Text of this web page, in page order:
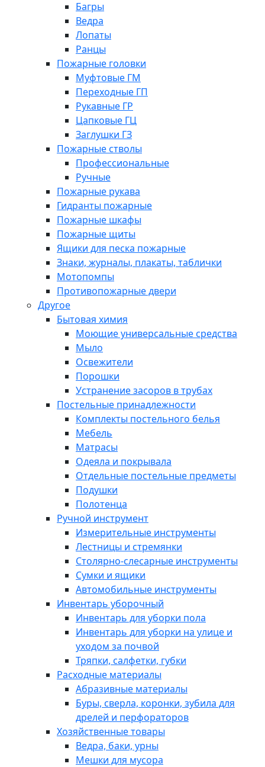
Багры
Ведра
Лопаты
Ранцы
Пожарные головки
Муфтовые ГМ
Переходные ГП
Рукавные ГР
Цапковые ГЦ
Заглушки ГЗ
Пожарные стволы
Профессиональные
Ручные
Пожарные рукава
Гидранты пожарные
Пожарные шкафы
Пожарные щиты
Ящики для песка пожарные
Знаки, журналы, плакаты, таблички
Мотопомпы
Противопожарные двери
Другое
Бытовая химия
Моющие универсальные средства
Мыло
Освежители
Порошки
Устранение засоров в трубах
Постельные принадлежности
Комплекты постельного белья
Мебель
Матрасы
Одеяла и покрывала
Отдельные постельные предметы
Подушки
Полотенца
Ручной инструмент
Измерительные инструменты
Лестницы и стремянки
Столярно-слесарные инструменты
Сумки и ящики
Автомобильные инструменты
Инвентарь уборочный
Инвентарь для уборки пола
Инвентарь для уборки на улице и
уходом за почвой
Тряпки, салфетки, губки
Расходные материалы
Абразивные материалы
Буры, сверла, коронки, зубила для
дрелей и перфораторов
Хозяйственные товары
Ведра, баки, урны
Мешки для мусора